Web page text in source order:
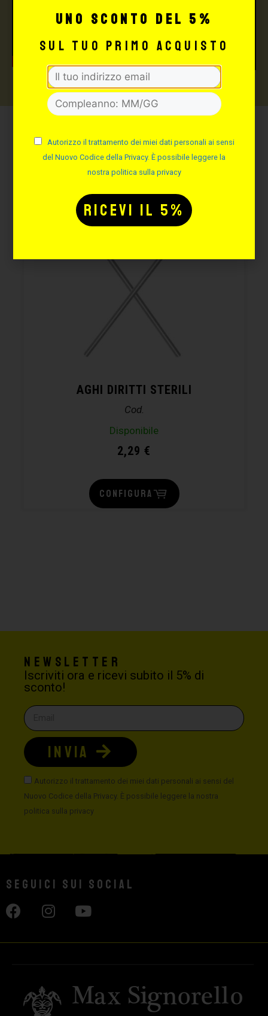
Potrebbe interessarti
anche:
AGHI DIRITTI STERILI
Cod.
Disponibile
2,29 €
CONFIGURA
Newsletter
Iscriviti ora e ricevi subito il 5% di
sconto!
Autorizzo il trattamento dei miei dati personali ai sensi del
Nuovo Codice della Privacy. È possibile leggere la nostra
politica sulla privacy
INVIA
Seguici sui social
uno sconto del 5%
sul tuo primo acquisto
Autorizzo il trattamento dei miei dati personali ai sensi
del Nuovo Codice della Privacy. È possibile leggere la
nostra politica sulla privacy